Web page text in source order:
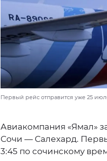
Первый рейс отправится уже 25
Авиакомпания «Ямал»
Сочи — Салехард.
3:45 по сочинскому